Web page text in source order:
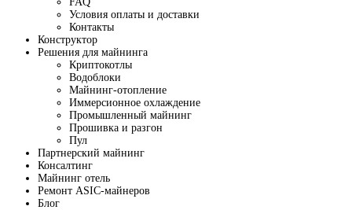
Условия оплаты и доставки
Контакты
Конструктор
Решения для майнинга
Криптокотлы
Водоблоки
Майнинг-отопление
Иммерсионное охлаждение
Промышленный майнинг
Прошивка и разгон
Пул
Партнерский майнинг
Консалтинг
Майнинг отель
Ремонт ASIC-майнеров
Блог